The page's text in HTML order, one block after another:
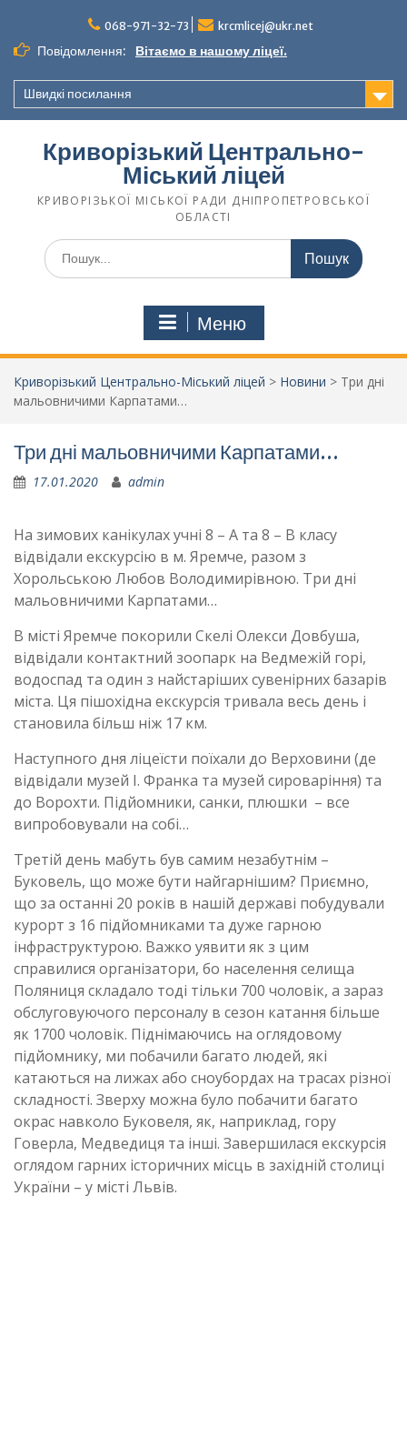
068-971-32-73 krcmlicej@ukr.net
Повідомлення: Вітаємо в нашому ліцеї.
Швидкі посилання
Криворізький Центрально-
Міський ліцей
КРИВОРІЗЬКОЇ МІСЬКОЇ РАДИ ДНІПРОПЕТРОВСЬКОЇ
ОБЛАСТІ
Меню
Криворізький Центрально-Міський ліцей > Новини > Три дні
мальовничими Карпатами…
Три дні мальовничими Карпатами…
17.01.2020 admin
На зимових канікулах учні 8 – А та 8 – В класу
відвідали екскурсію в м. Яремче, разом з
Хорольською Любов Володимирівною. Три дні
мальовничими Карпатами…
В місті Яремче покорили Скелі Олекcи Довбуша,
відвідали контактний зоопарк на Ведмежій горі,
водоспад та один з найстаріших сувенірних базарів
міста. Ця пішохідна екскурсія тривала весь день і
становила більш ніж 17 км.
Наступного дня ліцеїсти поїхали до Верховини (де
відвідали музей І. Франка та музей cироваріння) та
до Ворохти. Підйомники, санки, плюшки – все
випробовували на собі…
Третій день мабуть був самим незабутнім –
Буковель, що може бути найгарнішим? Приємно,
що за останні 20 років в нашій державі побудували
курорт з 16 підйомниками та дуже гарною
інфраструктурою. Важко уявити як з цим
справилися організатори, бо населення селища
Поляниця складало тоді тільки 700 чоловік, а зараз
обслуговуючого персоналу в сезон катання більше
як 1700 чоловік. Піднімаючись на оглядовому
підйомнику, ми побачили багато людей, які
катаються на лижах або сноубордах на трасах різної
складності. Зверху можна було побачити багато
окрас навколо Буковеля, як, наприклад, гору
Говерла, Медведиця та інші. Завершилася екскурсія
оглядом гарних історичних місць в західній столиці
України – у місті Львів.